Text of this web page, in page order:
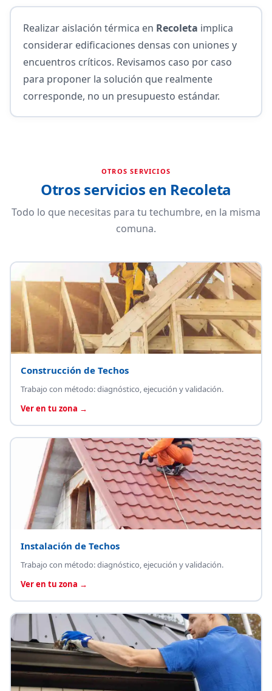
Realizar aislación térmica en Recoleta implica
considerar edificaciones densas con uniones y
encuentros críticos. Revisamos caso por caso
para proponer la solución que realmente
corresponde, no un presupuesto estándar.
OTROS SERVICIOS
Otros servicios en Recoleta
Todo lo que necesitas para tu techumbre, en la misma
comuna.
Construcción de Techos
Trabajo con método: diagnóstico, ejecución y validación.
Ver en tu zona →
Instalación de Techos
Trabajo con método: diagnóstico, ejecución y validación.
Ver en tu zona →